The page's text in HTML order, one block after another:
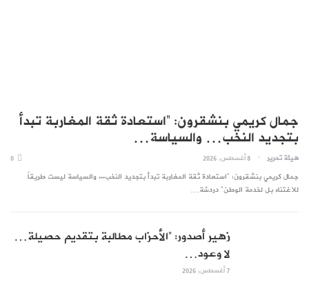
جمال كريمي بنشقرون: “استعادة ثقة المغاربة تبدأ
بتجديد النخب… والسياسة…
هيئة تحرير 8 أغسطس, 2026
جمال كريمي بنشقرون: "استعادة ثقة المغاربة تبدأ بتجديد النخب... والسياسة ليست طريقاً
للاغتناء بل لخدمة الوطن" دردشة…
زهير أصدور: “الأحزاب مطالبة بتقديم حصيلة…
لا وعود…
7 أغسطس, 2026